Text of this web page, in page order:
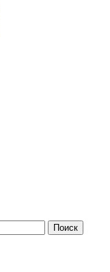
Поиск